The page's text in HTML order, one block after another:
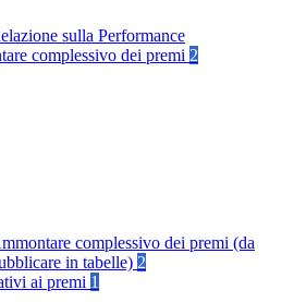
sulla Performance
complessivo dei premi 2
complessivo dei premi (da
in tabelle) 2
ai premi 1